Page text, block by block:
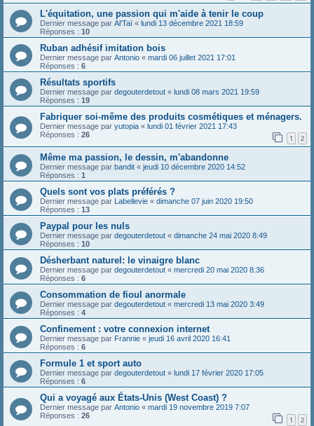
L'équitation, une passion qui m'aide à tenir le coup
Dernier message par Al'Taï « lundi 13 décembre 2021 18:59
Réponses : 10
Ruban adhésif imitation bois
Dernier message par Antonio « mardi 06 juillet 2021 17:01
Réponses : 6
Résultats sportifs
Dernier message par degouterdetout « lundi 08 mars 2021 19:59
Réponses : 19
Fabriquer soi-même des produits cosmétiques et ménagers.
Dernier message par yutopia « lundi 01 février 2021 17:43
Réponses : 26 1 2
Même ma passion, le dessin, m'abandonne
Dernier message par bandit « jeudi 10 décembre 2020 14:52
Réponses : 1
Quels sont vos plats préférés ?
Dernier message par Labellevie « dimanche 07 juin 2020 19:50
Réponses : 13
Paypal pour les nuls
Dernier message par degouterdetout « dimanche 24 mai 2020 8:49
Réponses : 10
Désherbant naturel: le vinaigre blanc
Dernier message par degouterdetout « mercredi 20 mai 2020 8:36
Réponses : 6
Consommation de fioul anormale
Dernier message par degouterdetout « mercredi 13 mai 2020 3:49
Réponses : 4
Confinement : votre connexion internet
Dernier message par Frannie « jeudi 16 avril 2020 16:41
Réponses : 6
Formule 1 et sport auto
Dernier message par degouterdetout « lundi 17 février 2020 17:05
Réponses : 6
Qui a voyagé aux États-Unis (West Coast) ?
Dernier message par Antonio « mardi 19 novembre 2019 7:07
Réponses : 26 1 2